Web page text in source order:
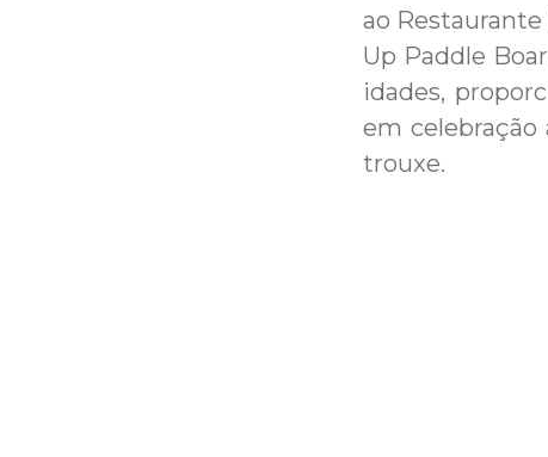
ao
Up Paddle
idades,
em celebração
trouxe.